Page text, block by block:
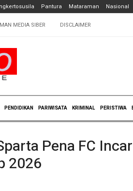
Pantura Mataraman Nasional
MEDIA SIBER DISCLAIMER
PENDIDIKAN PARIWISATA KRIMINAL PERISTIWA
Pena FC
2026